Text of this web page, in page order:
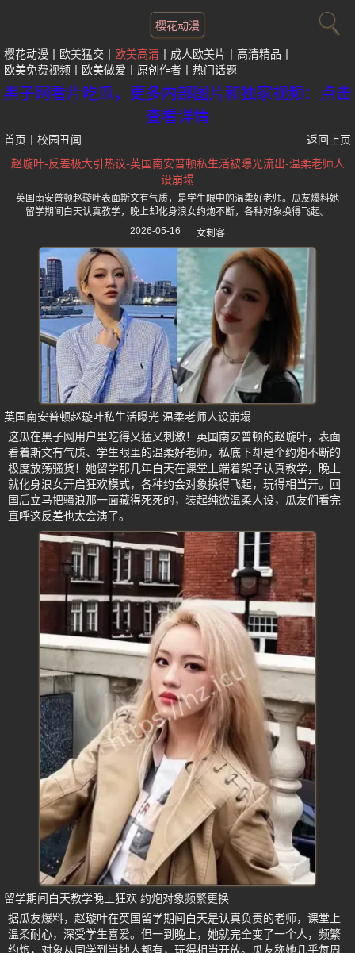
樱花动漫
樱花动漫 欧美猛交 欧美高清 成人欧美片
高清精品
欧美免费视频
欧美做爱 原创作者 热门话题
黑子网看片吃瓜，更多内部图片和独家视频：点击
查看详情
首页 校园丑闻
返回上页
赵璇叶-反差极大引热议-英国南安普顿私生活被曝光流出-温柔老师人
设崩塌
英国南安普顿赵璇叶表面斯文有气质，是学生眼中的温柔好老师。瓜友爆料她
留学期间白天认真教学，晚上却化身浪女约炮不断，各种对象换得飞起。
2026-05-16
女刺客
英国南安普顿赵璇叶私生活曝光 温柔老师人设崩塌
这瓜在黑子网用户里吃得又猛又刺激！英国南安普顿的赵璇叶，表面
看着斯文有气质、学生眼里的温柔好老师，私底下却是个约炮不断的
极度放荡骚货！她留学那几年白天在课堂上端着架子认真教学，晚上
就化身浪女开启狂欢模式，各种约会对象换得飞起，玩得相当开。回
国后立马把骚浪那一面藏得死死的，装起纯欲温柔人设，瓜友们看完
直呼这反差也太会演了。
留学期间白天教学晚上狂欢 约炮对象频繁更换
据瓜友爆料，赵璇叶在英国留学期间白天是认真负责的老师，课堂上
温柔耐心，深受学生喜爱。但一到晚上，她就完全变了一个人，频繁
约炮，对象从同学到当地人都有，玩得相当开放。瓜友称她几乎每周